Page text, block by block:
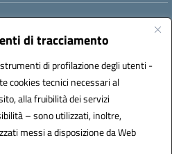
di tracciamento
di profilazione degli utenti -
cookies tecnici necessari al
alla fruibilità dei servizi
– sono utilizzati, inoltre,
messi a disposizione da Web
caic875002@istruzione.it